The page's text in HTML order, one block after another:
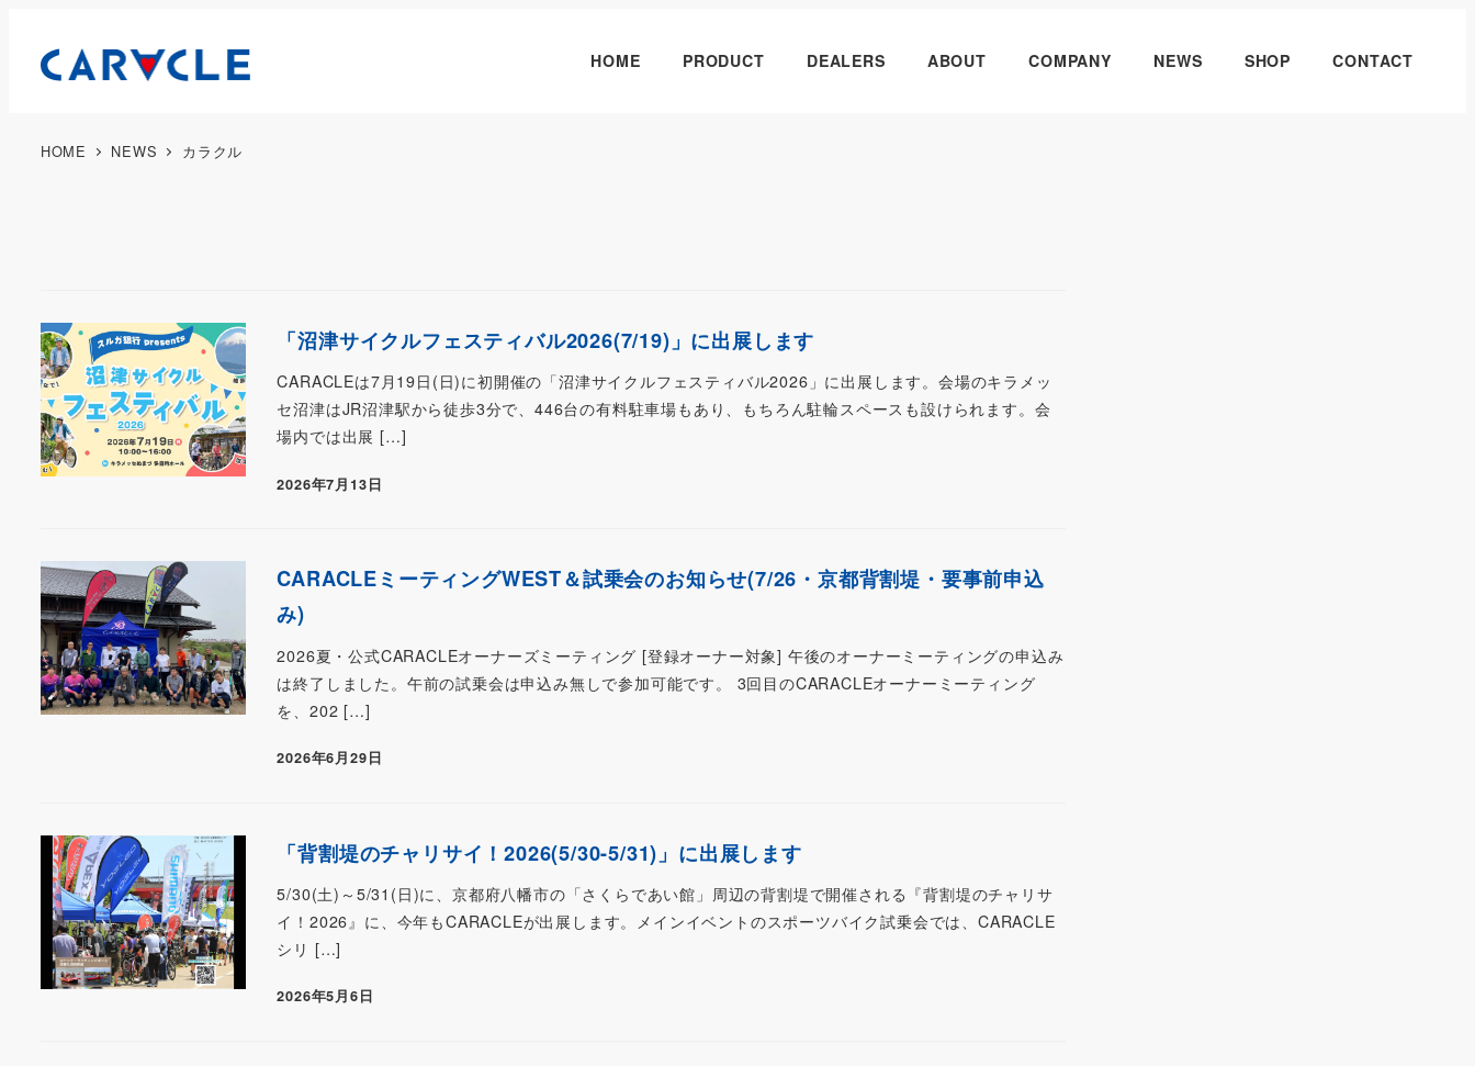
HOME PRODUCT DEALERS ABOUT COMPANY NEWS SHOP CONTACT
HOME NEWS カラクル
「沼津サイクルフェスティバル2026(7/19)」に出展します
CARACLEは7月19日(日)に初開催の「沼津サイクルフェスティバル2026」に出展します。会場のキラメッ
セ沼津はJR沼津駅から徒歩3分で、446台の有料駐車場もあり、もちろん駐輪スペースも設けられます。会
場内では出展 […]
2026年7月13日
CARACLEミーティングWEST＆試乗会のお知らせ(7/26・京都背割堤・要事前申込
み)
2026夏・公式CARACLEオーナーズミーティング [登録オーナー対象] 午後のオーナーミーティングの申込み
は終了しました。午前の試乗会は申込み無しで参加可能です。 3回目のCARACLEオーナーミーティング
を、202 […]
2026年6月29日
「背割堤のチャリサイ！2026(5/30-5/31)」に出展します
5/30(土)～5/31(日)に、京都府八幡市の「さくらであい館」周辺の背割堤で開催される『背割堤のチャリサ
イ！2026』に、今年もCARACLEが出展します。メインイベントのスポーツバイク試乗会では、CARACLE
シリ […]
2026年5月6日